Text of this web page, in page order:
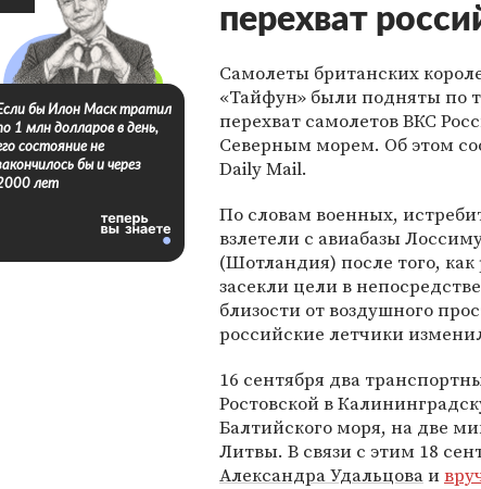
перехват
Самолеты британских
«Тайфун» были подняты по
перехват самолетов ВКС
Северным морем. Об этом
Daily Mail.
По словам военных,
взлетели с авиабазы
(Шотландия) после того,
засекли цели в
близости от воздушного
российские летчики
16 сентября два
Ростовской в
Балтийского моря, на две
Литвы. В связи с этим 18
Александра Удальцоваи
бы Илон Маск тратил
1 млн долларов в день,
состояние не
бы и через
лет